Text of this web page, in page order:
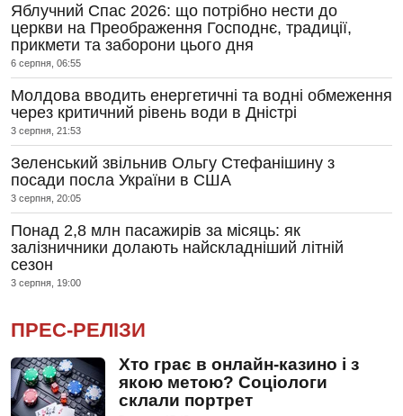
Яблучний Спас 2026: що потрібно нести до
церкви на Преображення Господнє, традиції,
прикмети та заборони цього дня
6 серпня, 06:55
Молдова вводить енергетичні та водні обмеження
через критичний рівень води в Дністрі
3 серпня, 21:53
Зеленський звільнив Ольгу Стефанішину з
посади посла України в США
3 серпня, 20:05
Понад 2,8 млн пасажирів за місяць: як
залізничники долають найскладніший літній
сезон
3 серпня, 19:00
ПРЕС-РЕЛІЗИ
Хто грає в онлайн-казино і з
якою метою? Соціологи
склали портрет